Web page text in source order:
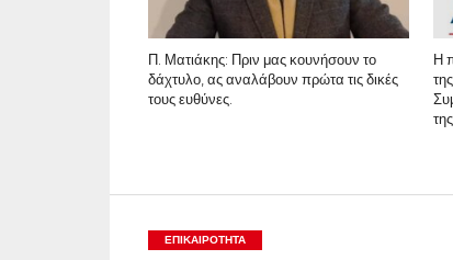
Π. Ματιάκης: Πριν μας κουνήσουν το
δάχτυλο, ας αναλάβουν πρώτα τις δικές
τους ευθύνες.
Η
ΕΠΙΚΑΙΡΟΤΗΤΑ